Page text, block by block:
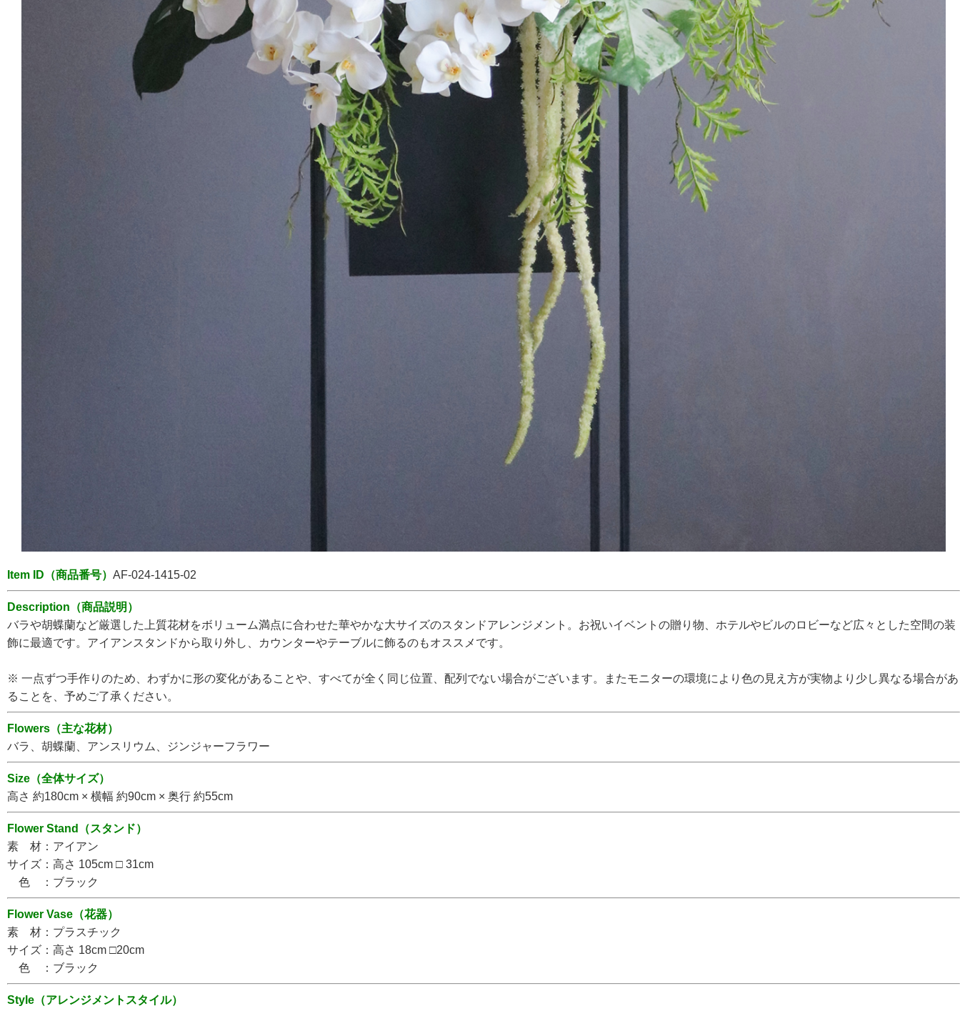
Item ID（商品番号） AF-024-1415-02
Description（商品説明）
バラや胡蝶蘭など厳選した上質花材をボリューム満点に合わせた華やかな大サイズのスタンドアレンジメント。お祝いイベントの贈り物、ホテルやビルのロビーなど広々とした空間の装
飾に最適です。アイアンスタンドから取り外し、カウンターやテーブルに飾るのもオススメです。
※ 一点ずつ手作りのため、わずかに形の変化があることや、すべてが全く同じ位置、配列でない場合がございます。またモニターの環境により色の見え方が実物より少し異なる場合があ
ることを、予めご了承ください。
Flowers（主な花材）
バラ、胡蝶蘭、アンスリウム、ジンジャーフラワー
Size（全体サイズ）
高さ 約180cm × 横幅 約90cm × 奥行 約55cm
Flower Stand（スタンド）
素 材：アイアン
サイズ：高さ 105cm □ 31cm
色 ：ブラック
Flower Vase（花器）
素 材：プラスチック
サイズ：高さ 18cm □20cm
色 ：ブラック
Style（アレンジメントスタイル）